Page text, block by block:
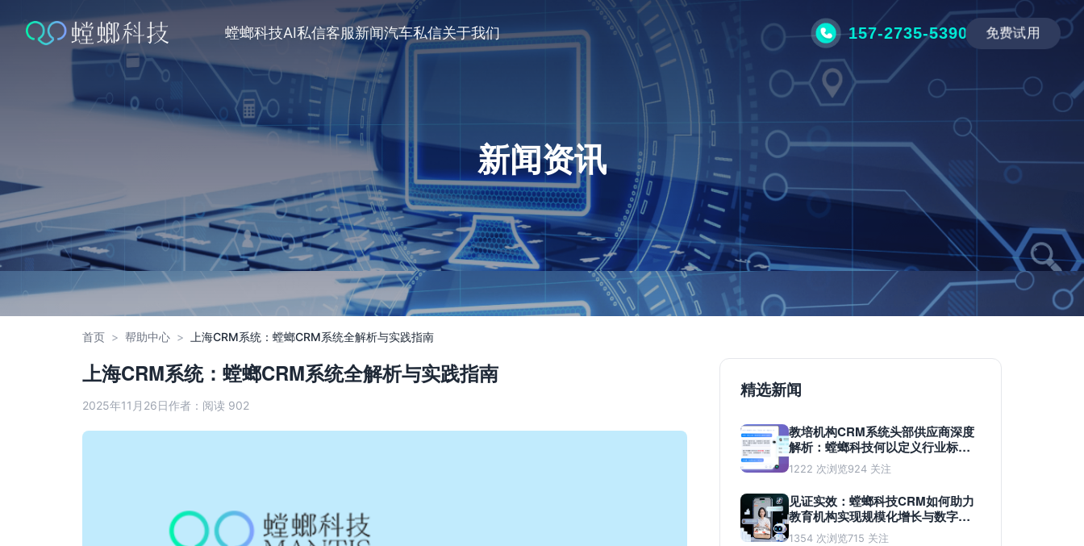
转
螳螂科技AI私信客服新闻汽车私信关于我们 157-2735-5390 免费试用
新闻资讯
首页 > 帮助中心 > 上海CRM系统：螳螂CRM系统全解析与实践指南
上海CRM系统：螳螂CRM系统全解析与实践指南
2025年11月26日作者： 阅读 902
精选新闻
教培机构CRM系统头部供应商深度
解析：螳螂科技何以定义行业标
准？
1222 次浏览924 关注
见证实效：螳螂科技CRM如何助力
教育机构实现规模化增长与数字化
蜕变
1354 次浏览715 关注